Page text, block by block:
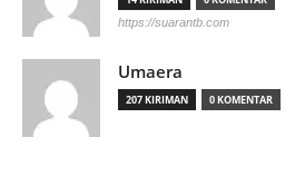
https://suarantb.com
Umaera
207 KIRIMAN 0 KOMENTAR